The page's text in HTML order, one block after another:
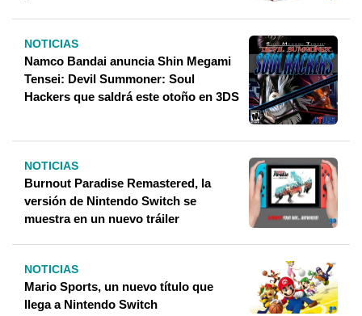
NOTICIAS
Namco Bandai anuncia Shin Megami
Tensei: Devil Summoner: Soul
Hackers que saldrá este otoño en 3DS
NOTICIAS
Burnout Paradise Remastered, la
versión de Nintendo Switch se
muestra en un nuevo tráiler
NOTICIAS
Mario Sports, un nuevo título que
llega a Nintendo Switch